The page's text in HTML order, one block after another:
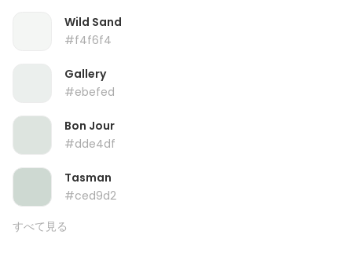
Wild Sand
#f4f6f4
Gallery
#ebefed
Bon Jour
#dde4df
Tasman
#ced9d2
すべて見る